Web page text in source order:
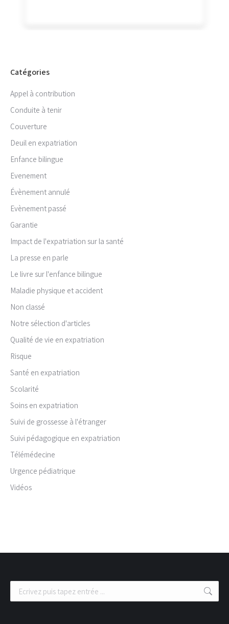
Catégories
Appel à contribution
Conduite à tenir
Couverture
Deuil en expatriation
Enfance bilingue
Evenement
Évènement annulé
Evènement passé
Garantie
Impact de l'expatriation sur la santé
La presse en parle
Le livre sur l'enfance bilingue
Maladie physique et accident
Non classé
Notre sélection d'articles
Qualité de vie en expatriation
Risque
Santé en expatriation
Scolarité
Soins en expatriation
Suivi de grossesse à l'étranger
Suivi pédagogique en expatriation
Télémédecine
Urgence pédiatrique
Vidéos
Recherche
: